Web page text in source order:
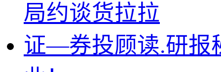
局约谈货拉拉
证—券投顾读.研报